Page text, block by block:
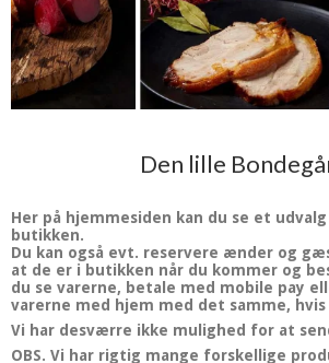
Den lille
Her på hjemmesiden kan du se et
butikken.
Du kan også evt. reservere ænder og
at de er i butikken når du kommer og
du se varerne, betale med mobile pay
varerne med hjem med det samme,
Vi har desværre ikke mulighed for at
OBS. Vi har rigtig mange forskellige